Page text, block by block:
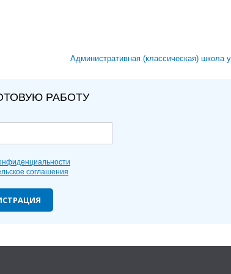
Административная (классическая) школа
РАБОТУ
соглашения